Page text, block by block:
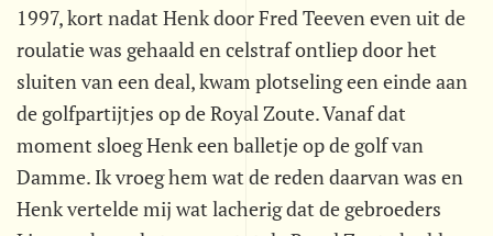
1997, kort nadat Henk door Fred Teeven even uit de
roulatie was gehaald en celstraf ontliep door het
sluiten van een deal, kwam plotseling een einde aan
de golfpartijtjes op de Royal Zoute. Vanaf dat
moment sloeg Henk een balletje op de golf van
Damme. Ik vroeg hem wat de reden daarvan was en
Henk vertelde mij wat lacherig dat de gebroeders